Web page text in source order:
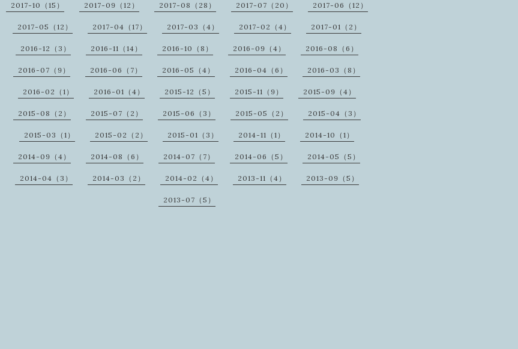
2017-10（15） 2017-09（12） 2017-08（28） 2017-07（20） 2017-06（12）
2017-05（12） 2017-04（17） 2017-03（4） 2017-02（4） 2017-01（2）
2016-12（3） 2016-11（14） 2016-10（8） 2016-09（4） 2016-08（6）
2016-07（9） 2016-06（7） 2016-05（4） 2016-04（6） 2016-03（8）
2016-02（1） 2016-01（4） 2015-12（5） 2015-11（9） 2015-09（4）
2015-08（2） 2015-07（2） 2015-06（3） 2015-05（2） 2015-04（3）
2015-03（1） 2015-02（2） 2015-01（3） 2014-11（1） 2014-10（1）
2014-09（4） 2014-08（6） 2014-07（7） 2014-06（5） 2014-05（5）
2014-04（3） 2014-03（2） 2014-02（4） 2013-11（4） 2013-09（5）
2013-07（5）